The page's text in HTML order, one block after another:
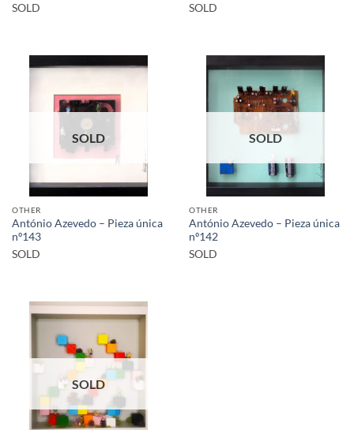
SOLD
SOLD
SOLD
OTHER
António Azevedo – Pieza única
nº143
SOLD
SOLD
OTHER
António Azevedo – Pieza única
nº142
SOLD
SOLD